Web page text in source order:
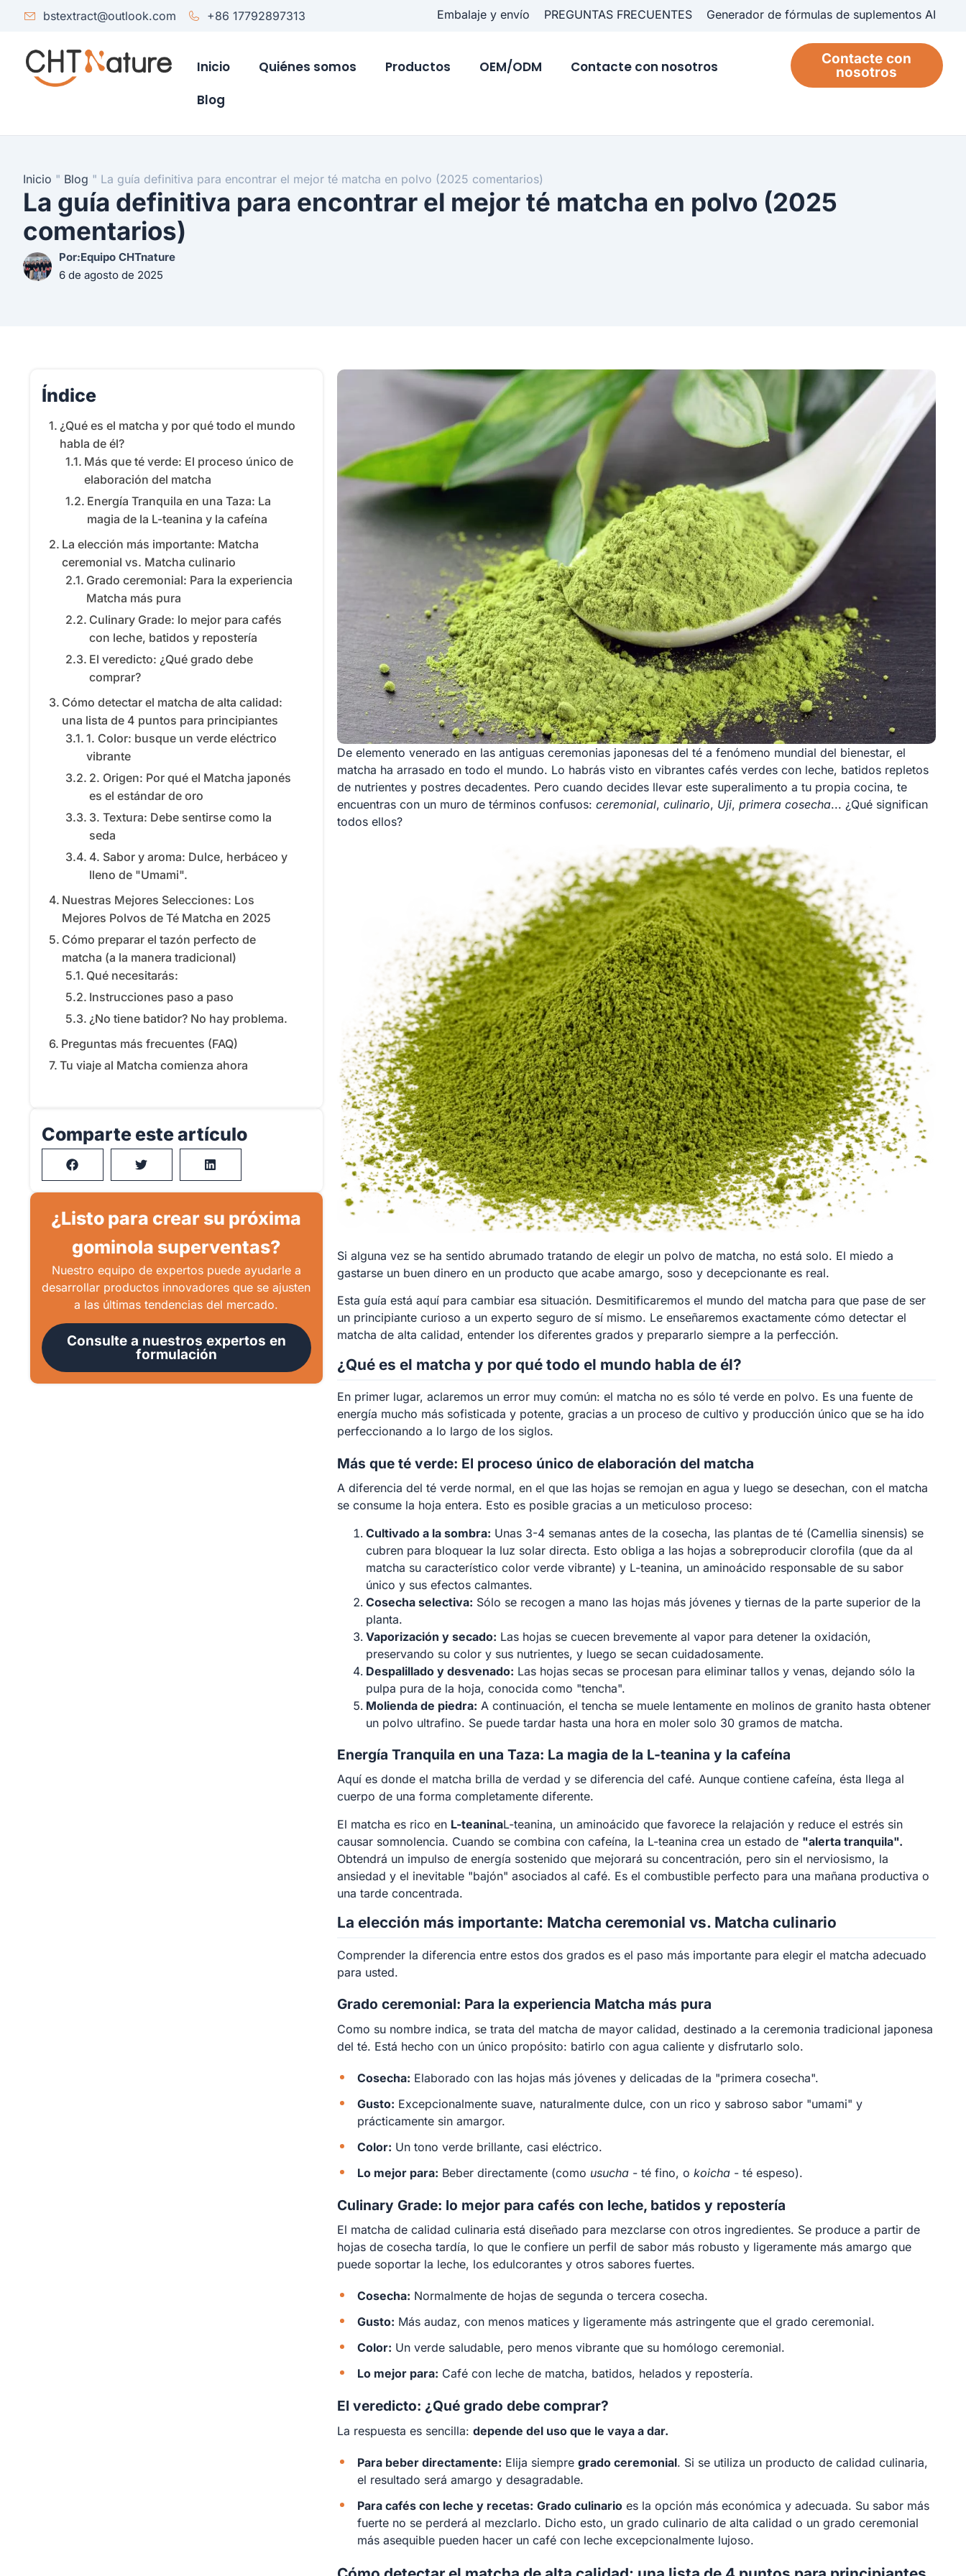
bstextract@outlook.com +86 17792897313 Embalaje y envío PREGUNTAS FRECUENTES Generador de fórmulas de suplementos AI
Inicio Quiénes somos Productos OEM/ODM
Contacte con nosotros
Blog
Contacte con
nosotros
Inicio " Blog " La guía definitiva para encontrar el mejor té matcha en polvo (2025 comentarios)
La guía definitiva para encontrar el mejor té matcha en polvo (2025
comentarios)
Por:Equipo CHTnature
6 de agosto de 2025
Índice
¿Qué es el matcha y por qué todo el mundo
habla de él?
Más que té verde: El proceso único de
elaboración del matcha
Energía Tranquila en una Taza: La
magia de la L-teanina y la cafeína
La elección más importante: Matcha
ceremonial vs. Matcha culinario
Grado ceremonial: Para la experiencia
Matcha más pura
Culinary Grade: lo mejor para cafés
con leche, batidos y repostería
El veredicto: ¿Qué grado debe
comprar?
Cómo detectar el matcha de alta calidad:
una lista de 4 puntos para principiantes
1. Color: busque un verde eléctrico
vibrante
2. Origen: Por qué el Matcha japonés
es el estándar de oro
3. Textura: Debe sentirse como la
seda
4. Sabor y aroma: Dulce, herbáceo y
lleno de "Umami".
Nuestras Mejores Selecciones: Los
Mejores Polvos de Té Matcha en 2025
Cómo preparar el tazón perfecto de
matcha (a la manera tradicional)
Qué necesitarás:
Instrucciones paso a paso
¿No tiene batidor? No hay problema.
Preguntas más frecuentes (FAQ)
Tu viaje al Matcha comienza ahora
Comparte este artículo
¿Listo para crear su próxima
gominola superventas?
Nuestro equipo de expertos puede ayudarle a
desarrollar productos innovadores que se ajusten
a las últimas tendencias del mercado.
Consulte a nuestros expertos en
formulación
De elemento venerado en las antiguas ceremonias japonesas del té a fenómeno mundial del bienestar, el
matcha ha arrasado en todo el mundo. Lo habrás visto en vibrantes cafés verdes con leche, batidos repletos
de nutrientes y postres decadentes. Pero cuando decides llevar este superalimento a tu propia cocina, te
encuentras con un muro de términos confusos: ceremonial, culinario, Uji, primera cosecha... ¿Qué significan
todos ellos?
Si alguna vez se ha sentido abrumado tratando de elegir un polvo de matcha, no está solo. El miedo a
gastarse un buen dinero en un producto que acabe amargo, soso y decepcionante es real.
Esta guía está aquí para cambiar esa situación. Desmitificaremos el mundo del matcha para que pase de ser
un principiante curioso a un experto seguro de sí mismo. Le enseñaremos exactamente cómo detectar el
matcha de alta calidad, entender los diferentes grados y prepararlo siempre a la perfección.
¿Qué es el matcha y por qué todo el mundo habla de él?
En primer lugar, aclaremos un error muy común: el matcha no es sólo té verde en polvo. Es una fuente de
energía mucho más sofisticada y potente, gracias a un proceso de cultivo y producción único que se ha ido
perfeccionando a lo largo de los siglos.
Más que té verde: El proceso único de elaboración del matcha
A diferencia del té verde normal, en el que las hojas se remojan en agua y luego se desechan, con el matcha
se consume la hoja entera. Esto es posible gracias a un meticuloso proceso:
Cultivado a la sombra: Unas 3-4 semanas antes de la cosecha, las plantas de té (Camellia sinensis) se
cubren para bloquear la luz solar directa. Esto obliga a las hojas a sobreproducir clorofila (que da al
matcha su característico color verde vibrante) y L-teanina, un aminoácido responsable de su sabor
único y sus efectos calmantes.
Cosecha selectiva: Sólo se recogen a mano las hojas más jóvenes y tiernas de la parte superior de la
planta.
Vaporización y secado: Las hojas se cuecen brevemente al vapor para detener la oxidación,
preservando su color y sus nutrientes, y luego se secan cuidadosamente.
Despalillado y desvenado: Las hojas secas se procesan para eliminar tallos y venas, dejando sólo la
pulpa pura de la hoja, conocida como "tencha".
Molienda de piedra: A continuación, el tencha se muele lentamente en molinos de granito hasta obtener
un polvo ultrafino. Se puede tardar hasta una hora en moler solo 30 gramos de matcha.
Energía Tranquila en una Taza: La magia de la L-teanina y la cafeína
Aquí es donde el matcha brilla de verdad y se diferencia del café. Aunque contiene cafeína, ésta llega al
cuerpo de una forma completamente diferente.
El matcha es rico en L-teaninaL-teanina, un aminoácido que favorece la relajación y reduce el estrés sin
causar somnolencia. Cuando se combina con cafeína, la L-teanina crea un estado de "alerta tranquila".
Obtendrá un impulso de energía sostenido que mejorará su concentración, pero sin el nerviosismo, la
ansiedad y el inevitable "bajón" asociados al café. Es el combustible perfecto para una mañana productiva o
una tarde concentrada.
La elección más importante: Matcha ceremonial vs. Matcha culinario
Comprender la diferencia entre estos dos grados es el paso más importante para elegir el matcha adecuado
para usted.
Grado ceremonial: Para la experiencia Matcha más pura
Como su nombre indica, se trata del matcha de mayor calidad, destinado a la ceremonia tradicional japonesa
del té. Está hecho con un único propósito: batirlo con agua caliente y disfrutarlo solo.
Cosecha: Elaborado con las hojas más jóvenes y delicadas de la "primera cosecha".
Gusto: Excepcionalmente suave, naturalmente dulce, con un rico y sabroso sabor "umami" y
prácticamente sin amargor.
Color: Un tono verde brillante, casi eléctrico.
Lo mejor para: Beber directamente (como usucha- té fino, o koicha- té espeso).
Culinary Grade: lo mejor para cafés con leche, batidos y repostería
El matcha de calidad culinaria está diseñado para mezclarse con otros ingredientes. Se produce a partir de
hojas de cosecha tardía, lo que le confiere un perfil de sabor más robusto y ligeramente más amargo que
puede soportar la leche, los edulcorantes y otros sabores fuertes.
Cosecha: Normalmente de hojas de segunda o tercera cosecha.
Gusto: Más audaz, con menos matices y ligeramente más astringente que el grado ceremonial.
Color: Un verde saludable, pero menos vibrante que su homólogo ceremonial.
Lo mejor para: Café con leche de matcha, batidos, helados y repostería.
El veredicto: ¿Qué grado debe comprar?
La respuesta es sencilla: depende del uso que le vaya a dar.
Para beber directamente: Elija siempre grado ceremonial. Si se utiliza un producto de calidad culinaria,
el resultado será amargo y desagradable.
Para cafés con leche y recetas: Grado culinarioes la opción más económica y adecuada. Su sabor más
fuerte no se perderá al mezclarlo. Dicho esto, un grado culinario de alta calidad o un grado ceremonial
más asequible pueden hacer un café con leche excepcionalmente lujoso.